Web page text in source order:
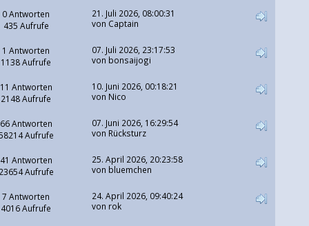
0 Antworten
435 Aufrufe
21. Juli 2026, 08:00:31
von Captain
1 Antworten
1138 Aufrufe
07. Juli 2026, 23:17:53
von bonsaijogi
11 Antworten
2148 Aufrufe
10. Juni 2026, 00:18:21
von Nico
66 Antworten
Aufrufe
07. Juni 2026, 16:29:54
von Rücksturz
41 Antworten
Aufrufe
25. April 2026, 20:23:58
von bluemchen
7 Antworten
4016 Aufrufe
24. April 2026, 09:40:24
von rok